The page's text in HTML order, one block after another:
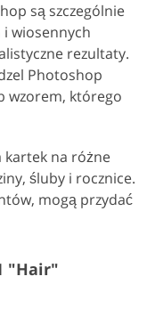
są szczególnie
wiosennych
rezultaty.
Photoshop
wzorem, którego
kartek na różne
śluby i rocznice.
mogą przydać
"Hair"